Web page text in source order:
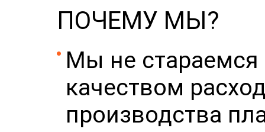
ПОЧЕМУ МЫ?
Мы не стараемся
качеством
производства